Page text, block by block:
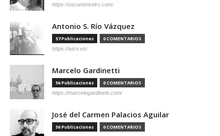
https://oscartenreiro.com/
Antonio S. Río Vázquez
57 Publicaciones 0 COMENTARIOS
https://asrv.es/
Marcelo Gardinetti
56 Publicaciones 0 COMENTARIOS
https://marcelogardinetti.com/
José del Carmen Palacios Aguilar
56 Publicaciones 0 COMENTARIOS